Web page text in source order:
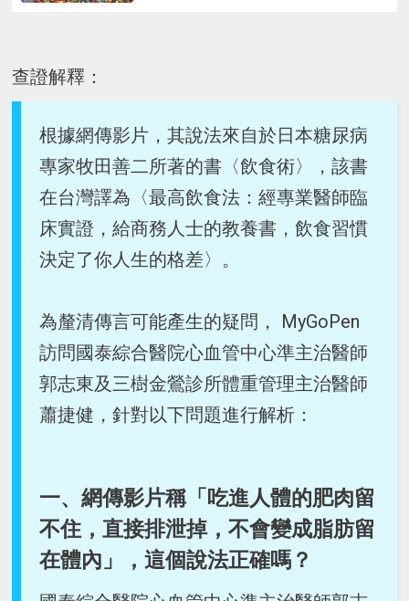
查證解釋：
根據網傳影片，其說法來自於日本糖尿病
專家牧田善二所著的書〈飲食術〉，該書
在台灣譯為〈最高飲食法：經專業醫師臨
床實證，給商務人士的教養書，飲食習慣
決定了你人生的格差〉。
為釐清傳言可能產生的疑問， MyGoPen
訪問國泰綜合醫院心血管中心準主治醫師
郭志東及三樹金鶯診所體重管理主治醫師
蕭捷健，針對以下問題進行解析：
一、網傳影片稱「吃進人體的肥肉留
不住，直接排泄掉，不會變成脂肪留
在體內」，這個說法正確嗎？